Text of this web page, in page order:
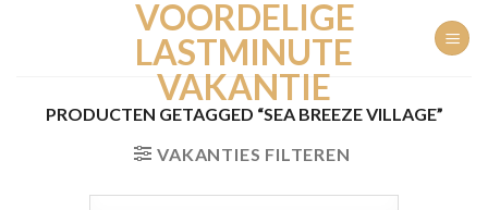
VOORDELIGE
LASTMINUTE
VAKANTIE
PRODUCTEN GETAGGED “SEA BREEZE VILLAGE”
VAKANTIES FILTEREN